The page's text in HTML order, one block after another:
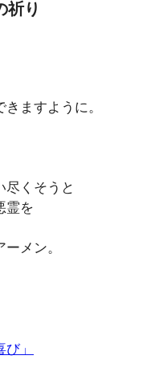
祈り
ますように。
尽くそうと
霊を
メン。
」